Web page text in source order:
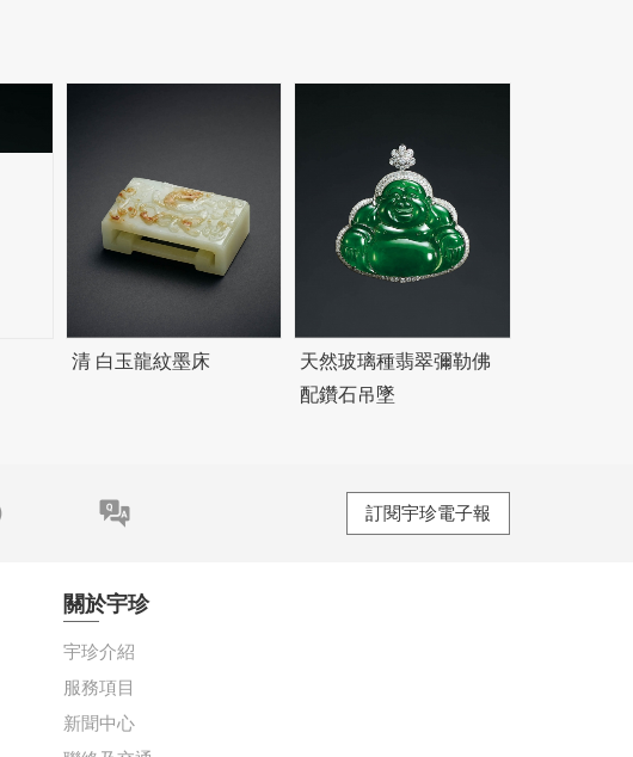
清 白玉龍紋墨床
天然玻璃種翡翠彌勒佛
配鑽石吊墜
訂閱宇珍電子報
關於宇珍
宇珍介紹
服務項目
新聞中心